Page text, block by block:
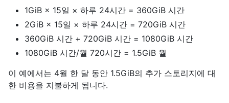
1GiB × 15일 × 하루 24시간 = 360GiB 시간
2GiB × 15일 × 하루 24시간 = 720GiB 시간
360GiB 시간 + 720GiB 시간 = 1080GiB 시간
1080GiB 시간/월 720시간 = 1.5GiB 월
이 예에서는 4월 한 달 동안 1.5GiB의 추가 스토리지에 대
한 비용을 지불하게 됩니다.